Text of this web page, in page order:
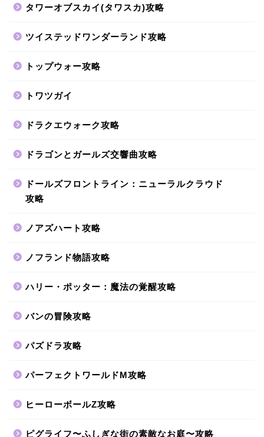
タワーオブスカイ(タワスカ)攻略
ツイステッドワンダーランド攻略
トップウォー攻略
トワツガイ
ドラクエウォーク攻略
ドラゴンとガールズ交響曲攻略
ドールズフロントライン：ニューラルクラウド
攻略
ノアズハート攻略
ノフランド物語攻略
ハリー・ポッター：魔法の覚醒攻略
バンの冒険攻略
パズドラ攻略
パーフェクトワールドM攻略
ヒーローボールZ攻略
ピグライフ〜ふしぎな街の素敵なお庭〜攻略